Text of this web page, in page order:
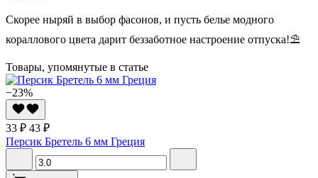
Скорее ныряй в выбор фасонов, и пусть белье модного
кораллового цвета дарит беззаботное настроение отпуска!⛱
Товары, упомянутые в статье
−23%
33 ₽ 43 ₽
Персик Бретель 6 мм Греция